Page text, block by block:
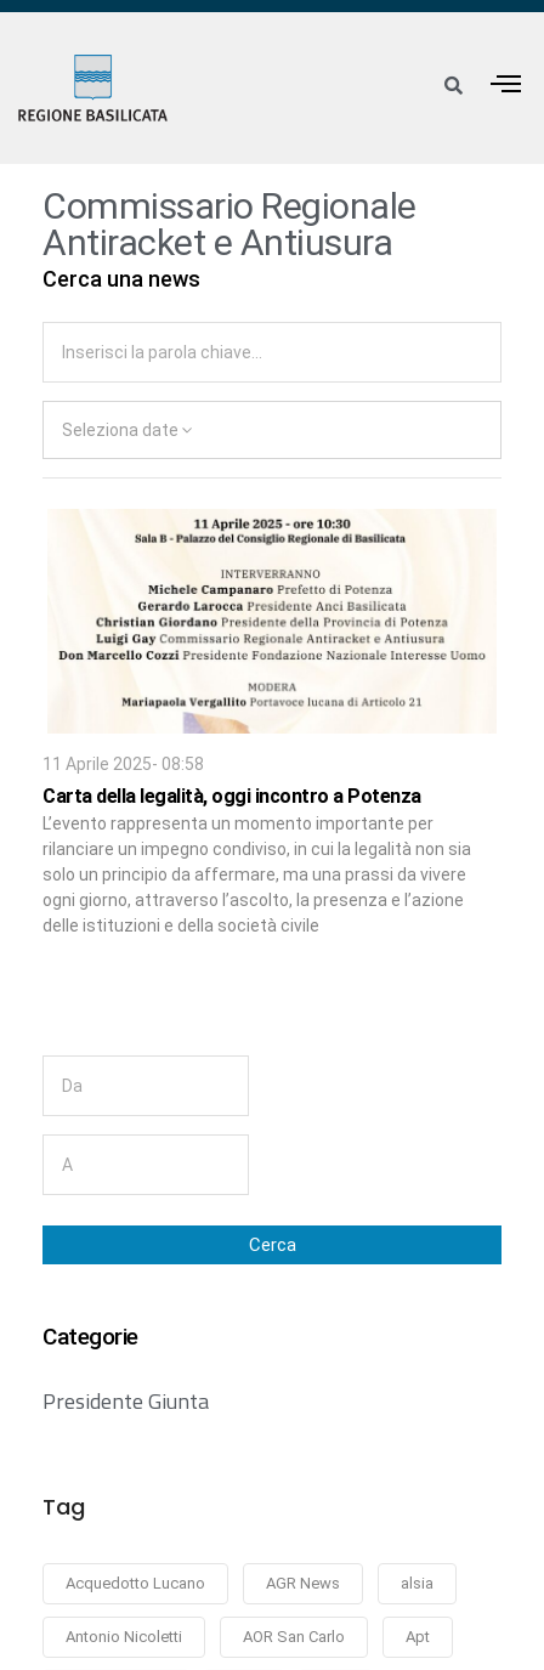
Commissario Regionale
Antiracket e Antiusura
Cerca una news
Seleziona date
11 Aprile 2025- 08:58
Carta della legalità, oggi incontro a Potenza
L’evento rappresenta un momento importante per
rilanciare un impegno condiviso, in cui la legalità non sia
solo un principio da affermare, ma una prassi da vivere
ogni giorno, attraverso l’ascolto, la presenza e l’azione
delle istituzioni e della società civile
Cerca
Categorie
Presidente Giunta
Tag
Acquedotto Lucano AGR News alsia
Antonio Nicoletti AOR San Carlo Apt